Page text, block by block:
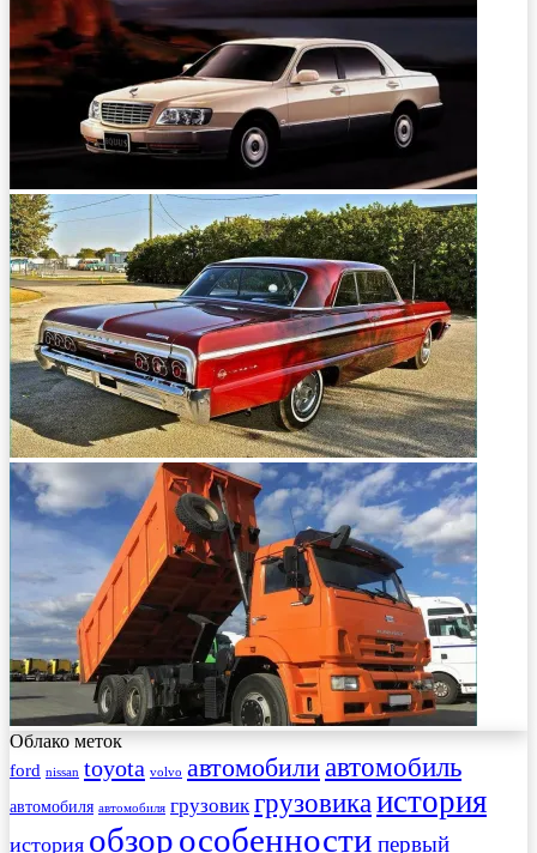
Облако меток
ford nissan toyota volvo автомобилиавтомобиль
автомобиля автомобиля грузовик грузовикаистория
история обзорособенности первый